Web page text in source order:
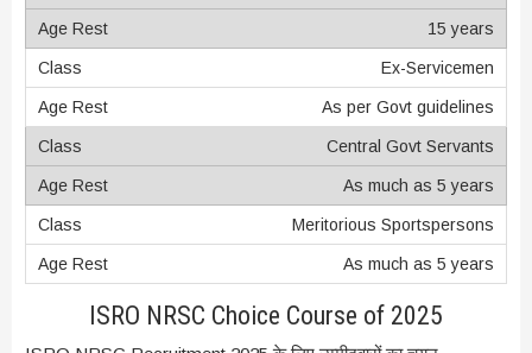
15 years
Ex-Servicemen
As per Govt guidelines
Central Govt Servants
As much as 5 years
Meritorious Sportspersons
As much as 5 years
ISRO NRSC Choice Course of 2025